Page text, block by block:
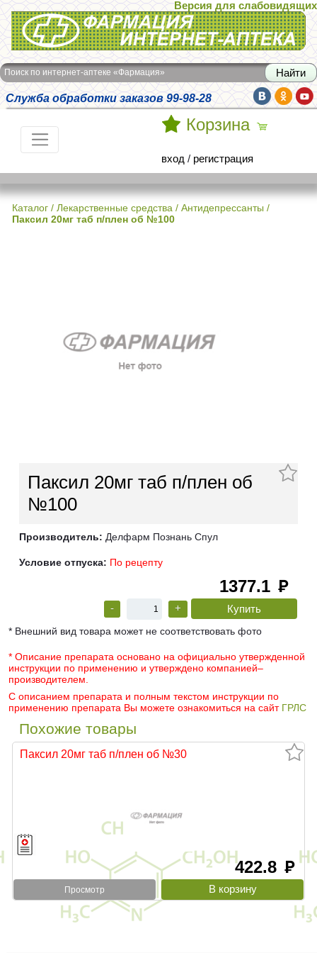
Интернет-аптека Фармация
Версия для слабовидящих
Поиск по интернет-аптеке «Фармация»
Служба обработки заказов 99-98-28
Корзина
вход / регистрация
Каталог / Лекарственные средства / Антидепрессанты /
Паксил 20мг таб п/плен об №100
Паксил 20мг таб п/плен об
№100
Производитель: Делфарм Познань Спул
Условие отпуска: По рецепту
1377.1 руб
- +
* Внешний вид товара может не соответствовать фото
* Описание препарата основано на официально утвержденной
инструкции по применению и утверждено компанией–
производителем.
С описанием препарата и полным текстом инструкции по
применению препарата Вы можете ознакомиться на сайт ГРЛС
Похожие товары
Паксил 20мг таб п/плен об №30
422.8 руб
Просмотр